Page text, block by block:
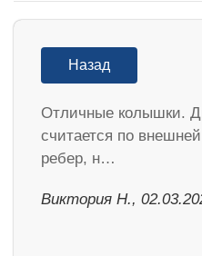
Назад
Отличные колышки.
считается по
ребер, н…
Виктория Н.,